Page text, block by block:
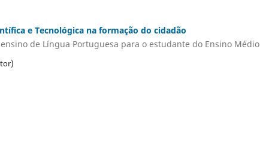
e Tecnológica na formação do cidadão
de Língua Portuguesa para o estudante do Ensino Médio